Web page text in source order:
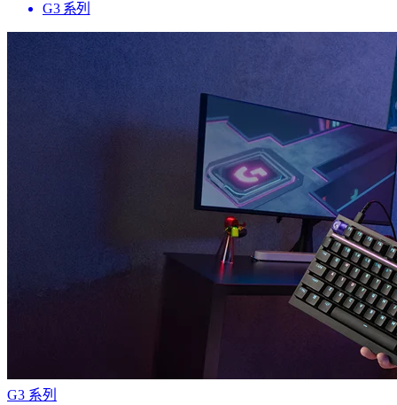
G3 系列
G3 系列